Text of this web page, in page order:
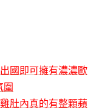
國即可擁有濃濃歐
圍
肚內真的有整顆蘋